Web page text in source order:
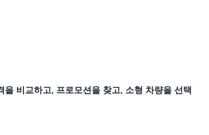
비교하고, 프로모션을 찾고, 소형 차량을 선택